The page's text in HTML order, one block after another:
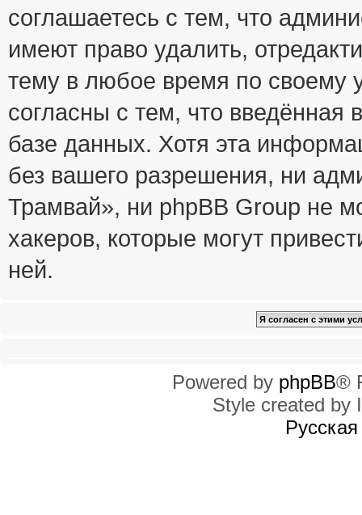
соглашаетесь с тем, что
имеют право удалить,
тему в любое время по своему
согласны с тем, что
базе данных. Хотя эта
без вашего разрешения, ни
Трамвай», ни phpBB Group не
хакеров, которые могут
ней.
Powered by phpBB®
Style created by